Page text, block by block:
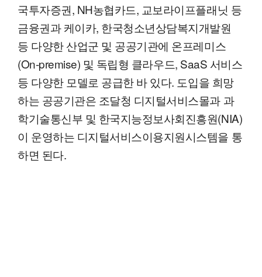
국투자증권, NH농협카드, 교보라이프플래닛 등
금융권과 케이카, 한국청소년상담복지개발원
등 다양한 산업군 및 공공기관에 온프레미스
(On-premise) 및 독립형 클라우드, SaaS 서비스
등 다양한 모델로 공급한 바 있다. 도입을 희망
하는 공공기관은 조달청 디지털서비스몰과 과
학기술통신부 및 한국지능정보사회진흥원(NIA)
이 운영하는 디지털서비스이용지원시스템을 통
하면 된다.